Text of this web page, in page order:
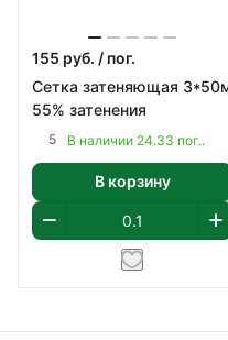
155 руб. / пог.
Сетка затеняющая 3*50м
55% затенения
5 В наличии 24.33 пог..
В корзину